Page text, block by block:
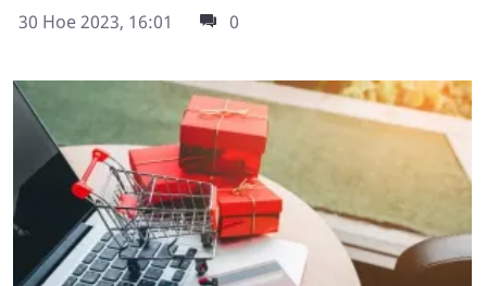
30 Ное 2023, 16:01
0